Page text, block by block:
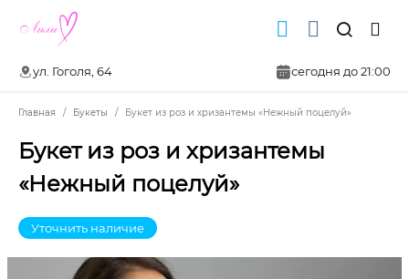
ул. Гоголя, 64 сегодня до 21:00
Главная Букеты Букет из роз и хризантемы «Нежный поцелуй»
Букет из роз и хризантемы
«Нежный поцелуй»
Уточнить наличие